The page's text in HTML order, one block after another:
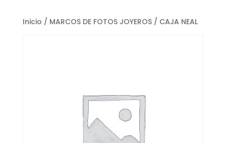
Inicio / MARCOS DE FOTOS JOYEROS/ CAJA NEAL